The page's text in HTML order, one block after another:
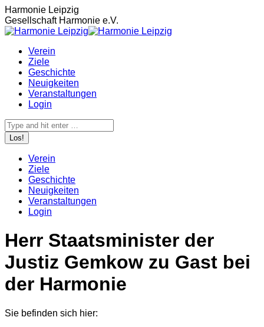
Zum
Inhalt
springen
Harmonie Leipzig
Gesellschaft Harmonie e.V.
Verein
Ziele
Geschichte
Neuigkeiten
Veranstaltungen
Login
Search:
Verein
Ziele
Geschichte
Neuigkeiten
Veranstaltungen
Login
Herr Staatsminister der
Justiz Gemkow zu Gast bei
der Harmonie
Sie befinden sich hier: